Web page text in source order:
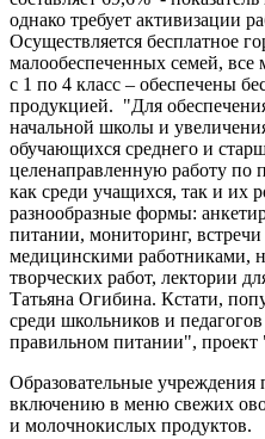
однако требует активизации
Осуществляется бесплатное
малообеспеченных семей,
с 1 по 4 класс – обеспечены
продукцией. "Для
начальной школы и
обучающихся среднего и
целенаправленную работу по
как среди учащихся, так и их
разнообразные формы:
питании, мониторинг,
медицинскими работниками,
творческих работ, лектории
Татьяна Огибина. Кстати,
среди школьников и
правильном питании",
Образовательные учреждения
включению в меню свежих
и молочнокислых продуктов.